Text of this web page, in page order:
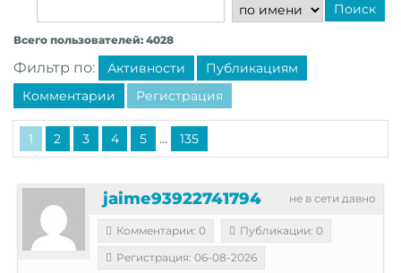
Поиск
Всего пользователей: 4028
Фильтр по: Активности
Публикациям
Комментарии
Регистрация
1 2 3 4 5 ... 135
не в сети давно
jaime93922741794
Комментарии: 0
Публикации: 0
Регистрация: 06-08-2026